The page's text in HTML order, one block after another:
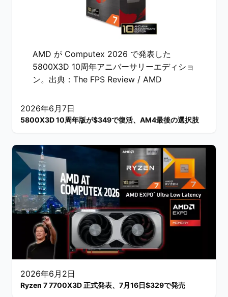
AMD が Computex 2026 で発表した
5800X3D 10周年アニバーサリーエディショ
ン。出典：The FPS Review / AMD
2026年6月7日
5800X3D 10周年版が$349で復活、AM4最後の選択肢
2026年6月2日
Ryzen 7 7700X3D 正式発表、7月16日$329で発売